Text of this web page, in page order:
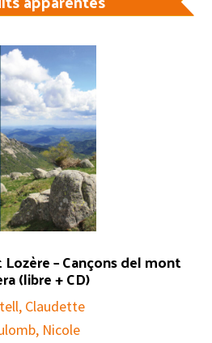
– Cançons del mont
(libre + CD)
Claudette
Nicole